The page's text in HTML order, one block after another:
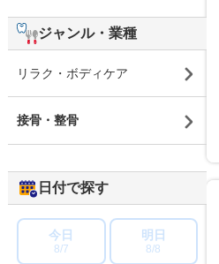
ジャンル・業種
リラク・ボディケア
接骨・整骨
日付で探す
今日
8/7
明日
8/8